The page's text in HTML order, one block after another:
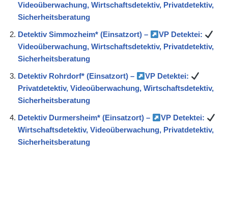
Videoüberwachung, Wirtschaftsdetektiv, Privatdetektiv,
Sicherheitsberatung
Detektiv Simmozheim* (Einsatzort) –
VP Detektei:
Videoüberwachung, Wirtschaftsdetektiv, Privatdetektiv,
Sicherheitsberatung
Detektiv Rohrdorf* (Einsatzort) –
VP Detektei:
Privatdetektiv, Videoüberwachung, Wirtschaftsdetektiv,
Sicherheitsberatung
Detektiv Durmersheim* (Einsatzort) –
VP Detektei:
Wirtschaftsdetektiv, Videoüberwachung, Privatdetektiv,
Sicherheitsberatung